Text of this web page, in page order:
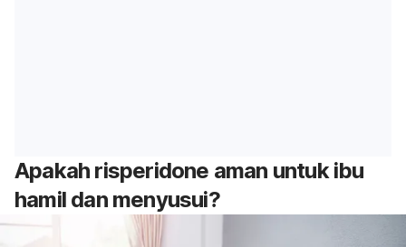
Apakah risperidone aman untuk ibu
hamil dan menyusui?